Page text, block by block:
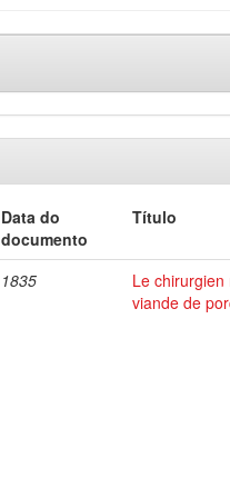
Data do
documento
Título
1835
Le
viande de